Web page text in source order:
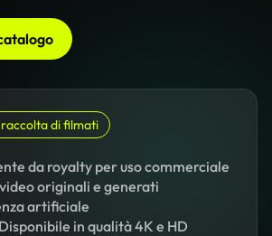
di filmati
da royalty per uso commerciale
video originali e generati
artificiale
Disponibile in qualità 4K e HD